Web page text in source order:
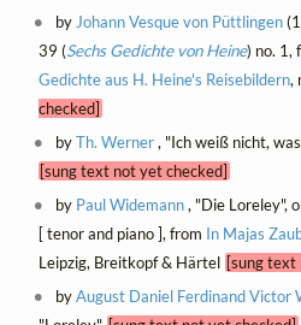
byJohann Vesque von Püttlingen
39 (Sechs Gedichte von Heine) no. 1,
Gedichte aus H. Heine's Reisebildern,
checked]
byTh. Werner, "Ich weiß nicht,
[sung text not yet checked]
by Paul Widemann, "Die Loreley",
[ tenor and piano ], from In Majas
Leipzig, Breitkopf & Härtel [sung text
byAugust Daniel Ferdinand Victor